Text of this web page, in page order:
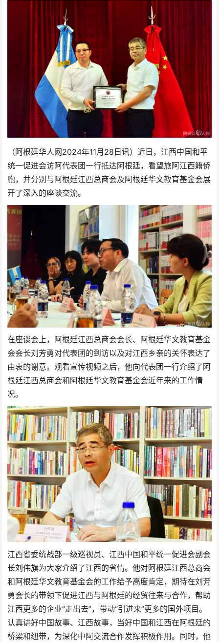
（阿根廷华人网2024年11月28日讯）近日，江西中国和平
统一促进会访阿代表团一行抵达阿根廷，看望旅阿江西籍侨
胞，并分别与阿根廷江西总商会及阿根廷华文教育基金会展
开了深入的座谈交流。
在座谈会上，阿根廷江西总商会会长、阿根廷华文教育基金
会会长刘芳勇对代表团的到访以及对江西乡亲的关怀表达了
由衷的谢意。观看宣传视频之后，他向代表团一行介绍了阿
根廷江西总商会和阿根廷华文教育基金会近年来的工作情
况。
江西省委统战部一级巡视员、江西中国和平统一促进会副会
长刘伟旗为大家介绍了江西的省情。他对阿根廷江西总商会
和阿根廷华文教育基金会的工作给予高度肯定，期待在刘芳
勇会长的带领下促进江西与阿根廷的经贸往来与合作，帮助
江西更多的企业“走出去”，带动“引进来”更多的国外项目。
认真讲好中国故事、江西故事，当好中国和江西在阿根廷的
桥梁‬和‬纽带‬，为深化中阿交流合作发挥积极作用。同时，他